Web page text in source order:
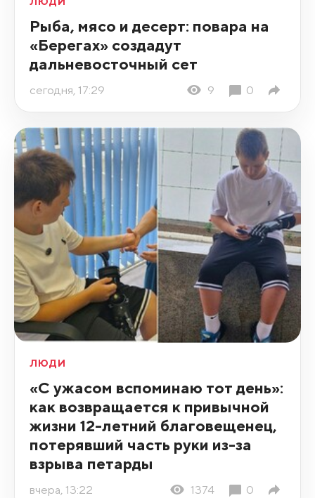
Рыба, мясо и десерт: повара на
«Берегах» создадут
дальневосточный сет
сегодня, 17:29 9 0
ЛЮДИ
«С ужасом вспоминаю тот день»:
как возвращается к привычной
жизни 12-летний благовещенец,
потерявший часть руки из-за
взрыва петарды
вчера, 13:22 1374 0